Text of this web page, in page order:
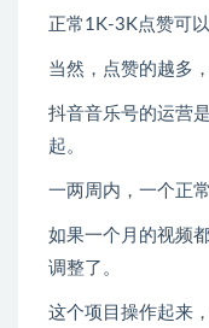
正常1K-3K点赞可
当然，点赞的越多
抖音音乐号的运营
起。
一两周内，一个正
如果一个月的视频
调整了。
这个项目操作起来